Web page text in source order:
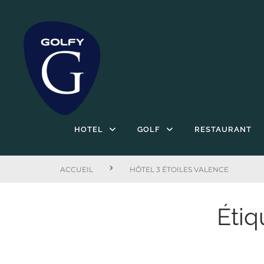
HOTEL GOLF RESTAURANT
ACCUEIL HÔTEL 3 ÉTOILES VALENCE